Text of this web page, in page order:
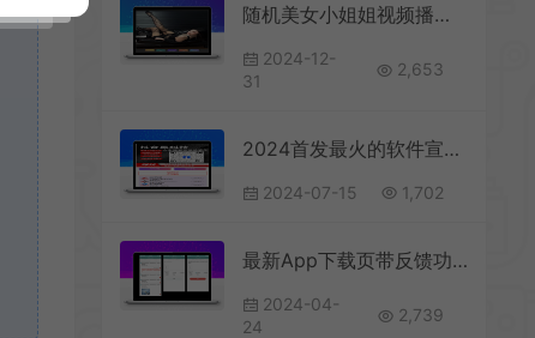
随机美女小姐姐视频播放源码V1.0
2024-12-
31
2,653
2024首发最火的软件宣传单页源码
2024-07-15 1,702
最新App下载页带反馈功能源码
2024-04-
24
2,739